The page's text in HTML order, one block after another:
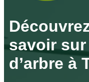
savoir
d’arbre à